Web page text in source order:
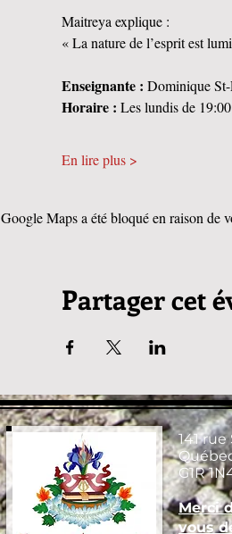
Maitreya explique :
« La nature de l’esprit est
Enseignante : Dominique
Horaire : Les lundis de
En lire plus >
Google Maps a été bloqué en raison de
Partager cet
141
G1R
Merci
vous